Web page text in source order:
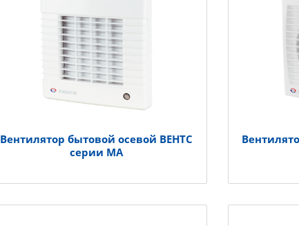
Вентилятор бытовой осевой ВЕНТС
серии МА